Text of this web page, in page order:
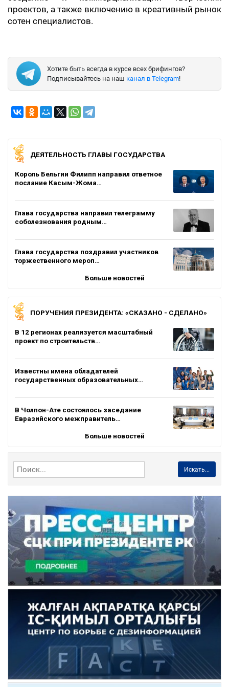
проектов, а также включению в креативный рынок
сотен специалистов.
Хотите быть всегда в курсе всех брифингов?
Подписывайтесь на наш канал в Telegram!
ДЕЯТЕЛЬНОСТЬ ГЛАВЫ ГОСУДАРСТВА
Король Бельгии Филипп направил ответное
послание Касым-Жома…
Глава государства направил телеграмму
соболезнования родным…
Глава государства поздравил участников
торжественного мероп…
Больше новостей
ПОРУЧЕНИЯ ПРЕЗИДЕНТА: «СКАЗАНО - СДЕЛАНО»
В 12 регионах реализуется масштабный
проект по строительств…
Известны имена обладателей
государственных образовательных…
В Чолпон-Ате состоялось заседание
Евразийского межправитель…
Больше новостей
Искать...